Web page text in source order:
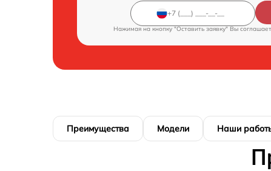
Нажимая на кнопку "Оставить заявку" Вы
Преимущества Модели Наши